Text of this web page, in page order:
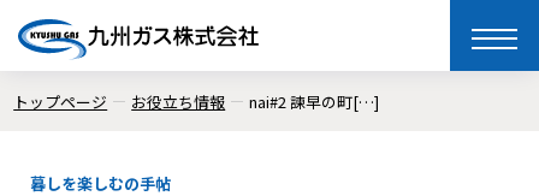
toggle
トップページ お役立ち情報 nai#2 諫早の町[…]
暮しを楽しむの手帖